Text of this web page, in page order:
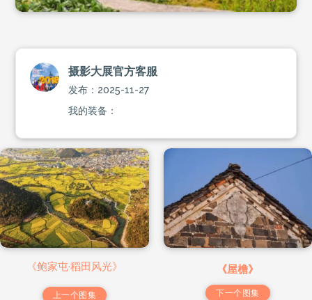
摄影大展官方客服
发布：2025-11-27
我的装备：
《鲍家屯·稻田风光》
上一个图集
《屋檐》
下一个图集